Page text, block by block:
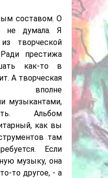
составом. О
не думала. Я
творческой
престижа
как-то в
А творческая
вполне
музыкантами,
Альбом
как вы
там
Если
музыку, она
то другое, - а